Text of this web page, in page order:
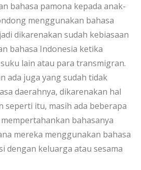
bahasa pamona kepada anak-
menggunakan bahasa
dikarenakan sudah kebiasaan
bahasa Indonesia ketika
lain atau para transmigran.
ada juga yang sudah tidak
daerahnya, dikarenakan hal
seperti itu, masih ada beberapa
bahasanya
mereka menggunakan bahasa
dengan keluarga atau sesama